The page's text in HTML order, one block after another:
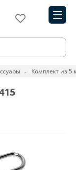
Комплект из 5